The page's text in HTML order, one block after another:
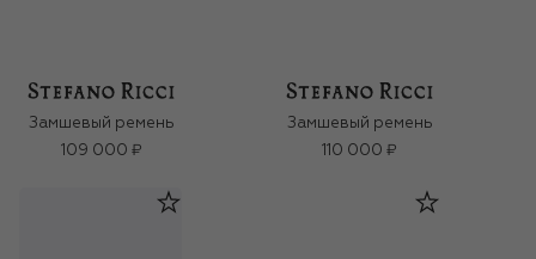
Замшевый ремень
109 000 ₽
Замшевый ремень
110 000 ₽